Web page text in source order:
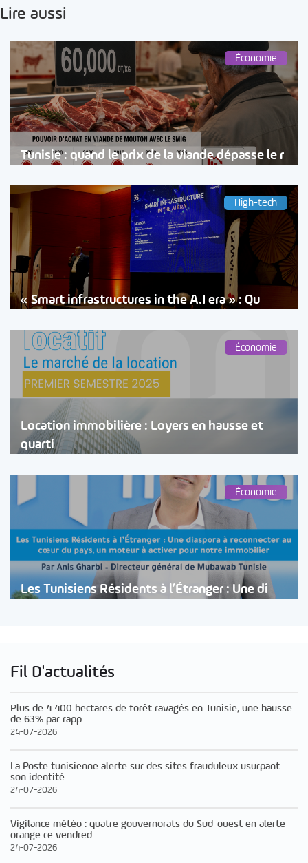
Lire aussi
Économie
Tunisie : quand le prix de la viande dépasse le r
High-tech
« Smart infrastructures in the A.I era » : Qu
Économie
Location immobilière : Loyers en hausse et
quarti
Économie
Les Tunisiens Résidents à l’Étranger : Une di
Fil D'actualités
Plus de 4 400 hectares de forêt ravagés en Tunisie, une hausse
de 63% par rapp
24-07-2026
La Poste tunisienne alerte sur des sites frauduleux usurpant
son identité
24-07-2026
Vigilance météo : quatre gouvernorats du Sud-ouest en alerte
orange ce vendred
24-07-2026